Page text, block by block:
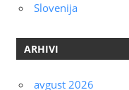
Slovenija
ARHIVI
avgust 2026